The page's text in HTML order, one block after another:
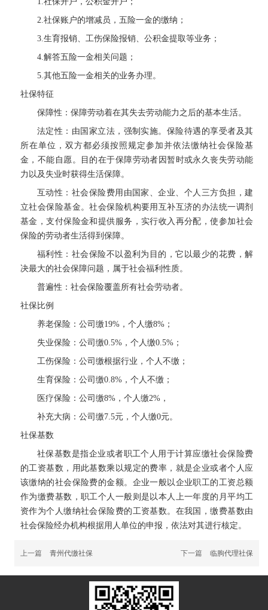
2.社保账户的增减员，五险一金的缴纳；
3.生育报销、工伤保险报销、公积金提取等业务；
4.解答五险一金相关问题；
5.其他五险一金相关的业务办理。
社保特征
保障性：保障劳动着在其失去劳动能力之后的基本生活。
法定性：由国家立法，强制实施。保险待遇的享受者及其
所在单位，双方都必须按照规定参加并依法缴纳社会保险基
金，不能自愿。目的在于保障劳动者因暂时或永久丧失劳动能
力以及失业时获得生活保障。
互动性：社会保险费用由国家、企业、个人三方负担，建
立社会保险基金。社会保险机构要用互补互济的办法统一调剂
基金，支付保险金和提供服务，实行收入再分配，使参加社会
保险的劳动者生活得到保障。
福利性：社会保险不以盈利为目的，它以最少的花费，解
决最大的社会保障问题，属于社会福利性质。
普遍性：社会保险覆盖所有社会劳动者。
社保比例
养老保险：公司缴19%，个人缴8%；
失业保险：公司缴0.5%，个人缴0.5%；
工伤保险：公司缴根据行业，个人不缴；
生育保险：公司缴0.8%，个人不缴；
医疗保险：公司缴8%，个人缴2%，
补充大病：公司缴7.5元，个人缴0元。
社保基数
社保基数是指企业或者职工个人用于计算应缴社会保险费
的工资基数，用此基数乘以规定的费率，就是企业或者个人应
该缴纳的社会保险费的金额。企业一般以企业职工的工资总额
作为缴费基数，职工个人一般则是以本人上一年度的月平均工
资作为个人缴纳社会保险费的工资基数。在我国，缴费基数由
社会保险经办机构根据用人单位的申报，依法对其进行核定。
上一篇 青州代缴社保 下一篇 临朐代理社保